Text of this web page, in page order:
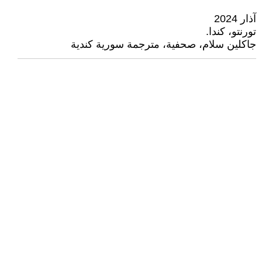
آذار 2024
تورنتو، كندا.
جاكلين سلام، صحفية، مترجمة سورية كندية